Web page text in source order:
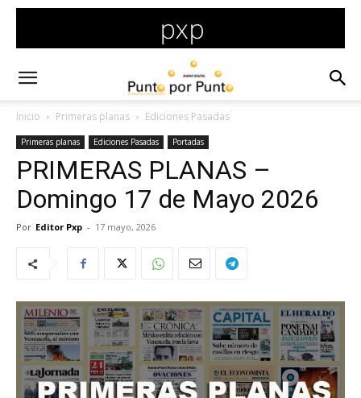
Inicio Primeras planas Ediciones Pasadas
Primeras planas Ediciones Pasadas Portadas
PRIMERAS PLANAS –
Domingo 17 de Mayo 2026
Por Editor Pxp - 17 mayo, 2026